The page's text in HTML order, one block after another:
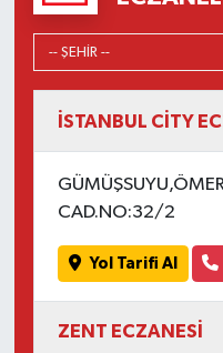
İSTANBUL CİTY
CAD.NO:32/2
Yol Tarifi Al
ZENT ECZANESİ